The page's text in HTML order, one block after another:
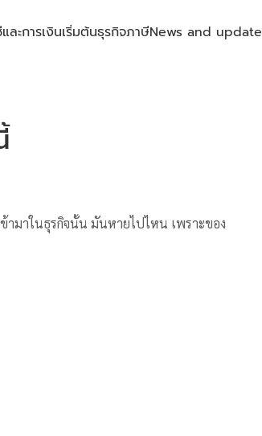
ะการเงินเริ่มต้นธุรกิจภาษีNews and update
ามาในธุรกิจนั้น มันหายไปไหน เพราะของ